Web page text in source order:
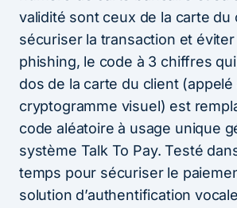
validité sont ceux de la carte du
sécuriser la transaction et
phishing, le code à 3 chiffres
dos de la carte du client (appelé
cryptogramme visuel) est
code aléatoire à usage unique
système Talk To Pay. Testé
temps pour sécuriser le
solution d’authentification